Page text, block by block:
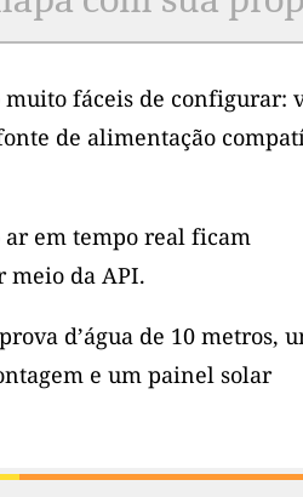
fáceis de configurar:
de alimentação
ar em tempo real ficam
meio da API.
d’água de 10 metros,
e um painel solar